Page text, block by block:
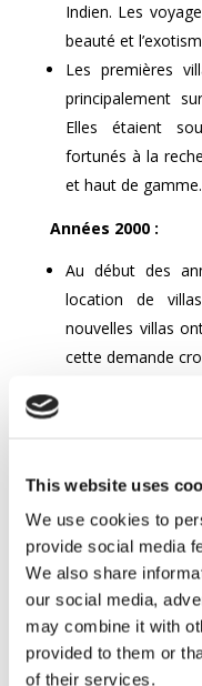
This website uses
We use cookies to
provide social media
We also share
our social media,
may combine it with
provided to them or
of their services.
Indien. Les
beauté et
Les premières
principalement
Elles étaient
fortunés à la
et haut de gamme.
Années 2000 :
Au début des
location de
nouvelles villas
cette demande
plus prisée
plus
majordomes et
Années 2010 :
Les années
l’industrie du